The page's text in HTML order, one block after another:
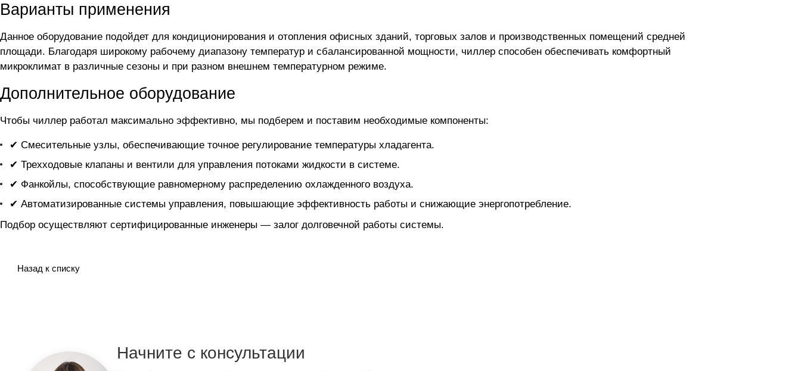
Варианты применения
Данное оборудование подойдет для кондиционирования и отопления офисных зданий, торговых залов и производственных помещений средней
площади. Благодаря широкому рабочему диапазону температур и сбалансированной мощности, чиллер способен обеспечивать комфортный
микроклимат в различные сезоны и при разном внешнем температурном режиме.
Дополнительное оборудование
Чтобы чиллер работал максимально эффективно, мы подберем и поставим необходимые компоненты:
✔ Смесительные узлы, обеспечивающие точное регулирование температуры хладагента.
✔ Трехходовые клапаны и вентили для управления потоками жидкости в системе.
✔ Фанкойлы, способствующие равномерному распределению охлажденного воздуха.
✔ Автоматизированные системы управления, повышающие эффективность работы и снижающие энергопотребление.
Подбор осуществляют сертифицированные инженеры — залог долговечной работы системы.
Назад к списку
Начните с консультации